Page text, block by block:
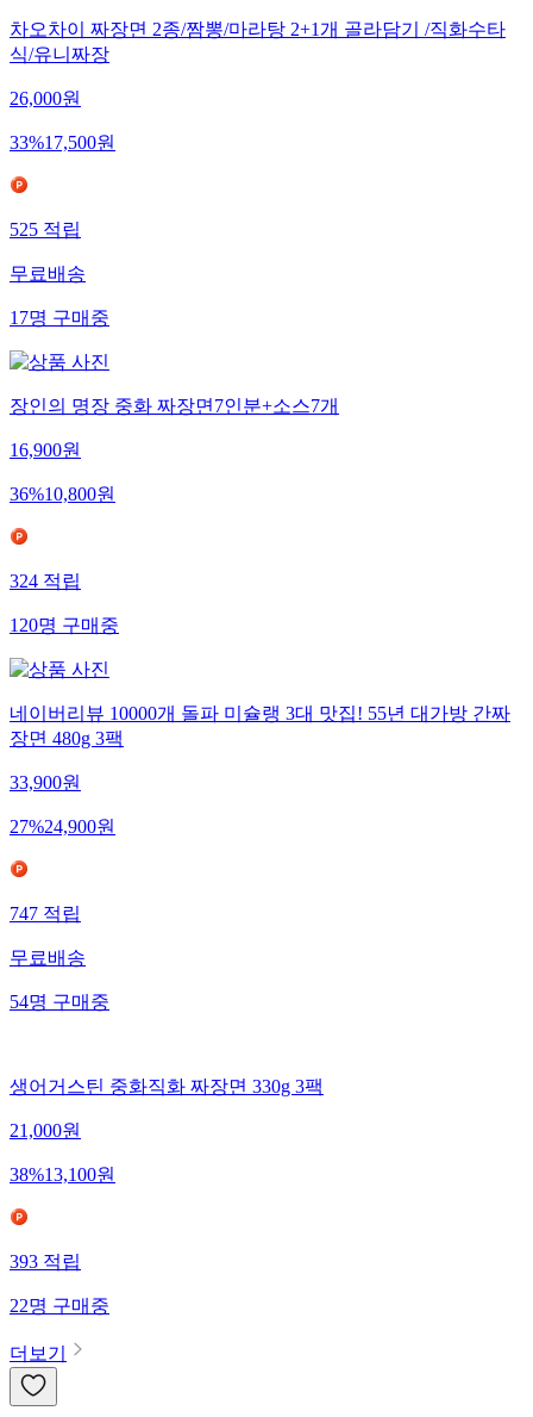
차오차이 짜장면 2종/짬뽕/마라탕 2+1개 골라담기 /직화수타
식/유니짜장
26,000원
33%17,500원
525적립
무료배송
17명구매중
장인의 명장 중화 짜장면7인분+소스7개
16,900원
36%10,800원
324적립
120명구매중
네이버리뷰 10000개 돌파 미슐랭 3대 맛집! 55년 대가방 간짜
장면 480g 3팩
33,900원
27%24,900원
747적립
무료배송
54명구매중
생어거스틴 중화직화 짜장면 330g 3팩
21,000원
38%13,100원
393적립
22명구매중
더보기